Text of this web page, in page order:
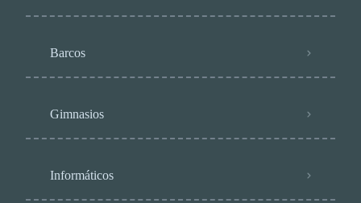
Barcos
Gimnasios
Informáticos